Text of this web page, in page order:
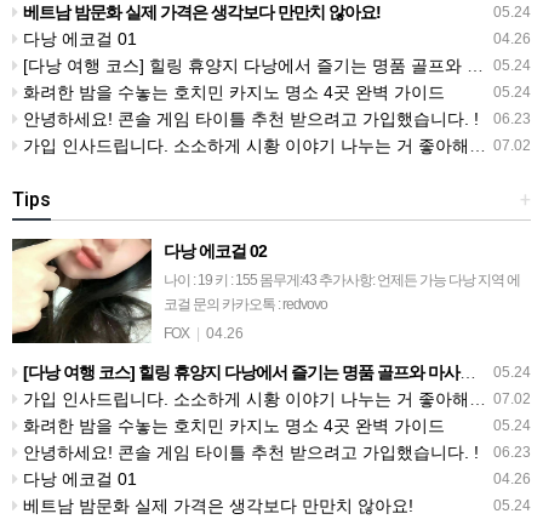
05.24
베트남 밤문화 실제 가격은 생각보다 만만치 않아요!
04.26
다낭 에코걸 01
05.24
[다낭 여행 코스] 힐링 휴양지 다낭에서 즐기는 명품 골프와 마사지 총정리
05.24
화려한 밤을 수놓는 호치민 카지노 명소 4곳 완벽 가이드
06.23
안녕하세요! 콘솔 게임 타이틀 추천 받으려고 가입했습니다. !
07.02
가입 인사드립니다. 소소하게 시황 이야기 나누는 거 좋아해요. !!
+
Tips
다낭 에코걸 02
나이 : 19 키 : 155 몸무게:43 추가사항: 언제든 가능 다낭 지역 에
코걸 문의 카카오톡 : redvovo
FOX | 04.26
05.24
[다낭 여행 코스] 힐링 휴양지 다낭에서 즐기는 명품 골프와 마사지 총정리
07.02
가입 인사드립니다. 소소하게 시황 이야기 나누는 거 좋아해요. !!
05.24
화려한 밤을 수놓는 호치민 카지노 명소 4곳 완벽 가이드
06.23
안녕하세요! 콘솔 게임 타이틀 추천 받으려고 가입했습니다. !
04.26
다낭 에코걸 01
05.24
베트남 밤문화 실제 가격은 생각보다 만만치 않아요!